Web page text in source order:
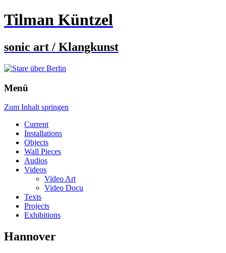
Tilman Küntzel
sonic art / Klangkunst
Menü
Zum Inhalt springen
Current
Installations
Objects
Wall Pieces
Audios
Videos
Video Art
Video Docu
Texts
Projects
Exhibitions
Hannover